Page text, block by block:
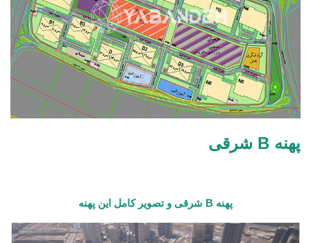
پهنه B شرقی
پهنه B شرقی و تصویر کامل این پهنه